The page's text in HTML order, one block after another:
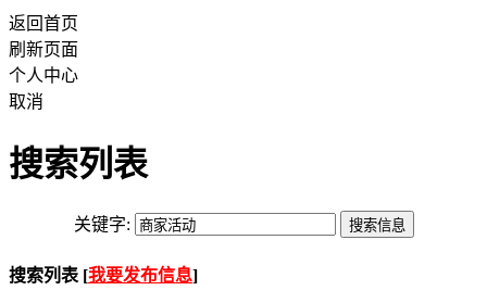
返回首页
刷新页面
个人中心
取消
搜索列表
关键字:
搜索列表 [我要发布信息]